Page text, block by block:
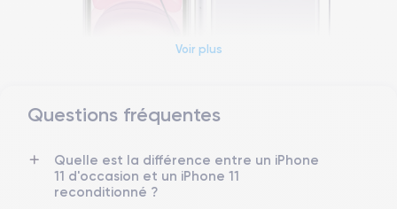
Dimensions et poids iPhone 11
Date de sortie
10/09/2019
Système exploit.
iOS (iOS 26)
Voir plus
Questions fréquentes
Quelle est la différence entre un iPhone
11 d'occasion et un iPhone 11
reconditionné ?